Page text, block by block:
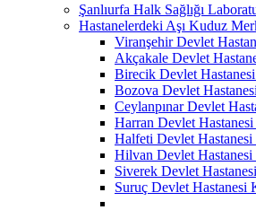
Şanlıurfa Halk Sağlığı
Hastanelerdeki Aşı Kuduz
Viranşehir Devlet
Akçakale Devlet
Birecik Devlet
Bozova Devlet
Ceylanpınar Devlet
Harran Devlet
Halfeti Devlet
Hilvan Devlet
Siverek Devlet
Suruç Devlet Hastanesi